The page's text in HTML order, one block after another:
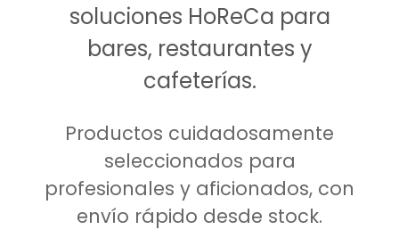
soluciones HoReCa para
bares, restaurantes y
cafeterías.
Productos cuidadosamente
seleccionados para
profesionales y aficionados, con
envío rápido desde stock.